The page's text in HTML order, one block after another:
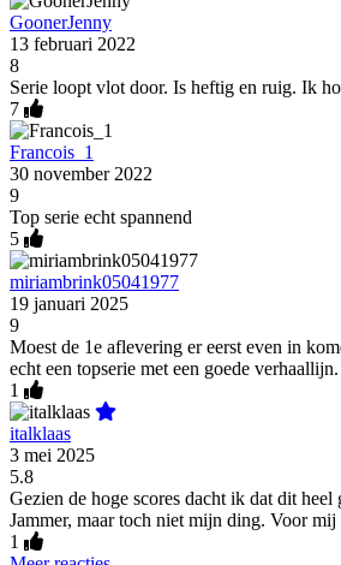
GoonerJenny
13 februari 2022
8
Serie loopt vlot door. Is heftig en ruig. Ik
7
Francois_1
30 november 2022
9
Top serie echt spannend
5
miriambrink05041977
19 januari 2025
9
Moest de 1e aflevering er eerst even in
echt een topserie met een goede verhaallijn.
1
italklaas
3 mei 2025
5.8
Gezien de hoge scores dacht ik dat dit heel
Jammer, maar toch niet mijn ding. Voor mij
1